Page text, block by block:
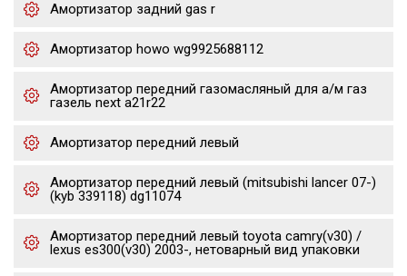
Амортизатор задний gas r
Амортизатор howo wg9925688112
Амортизатор передний газомасляный для а/м газ
газель next a21r22
Амортизатор передний левый
Амортизатор передний левый (mitsubishi lancer 07-)
(kyb 339118) dg11074
Амортизатор передний левый toyota camry(v30) /
lexus es300(v30) 2003-, нетоварный вид упаковки